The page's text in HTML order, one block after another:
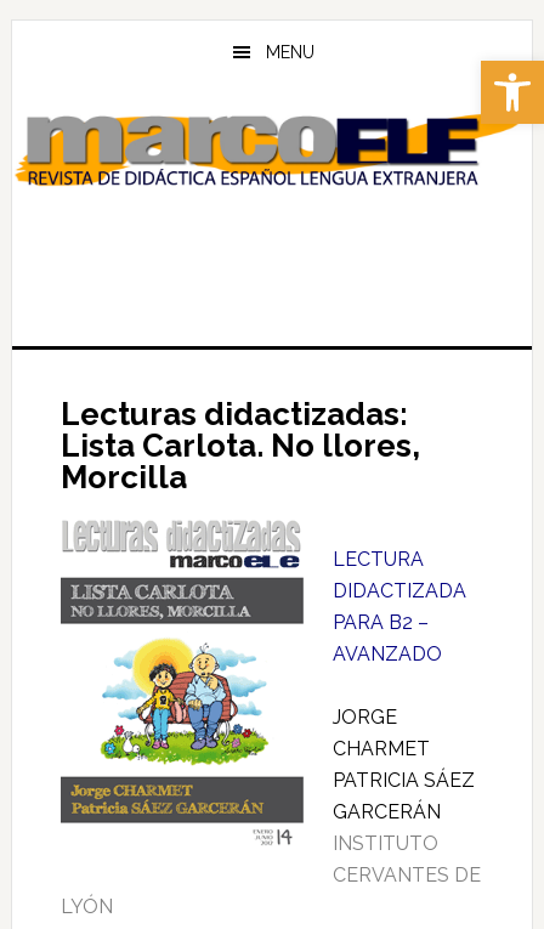
Abrir
Skip
content
Skip
MENU
Lecturas didactizadas:
Lista Carlota. No llores,
Morcilla
LECTURA
DIDACTIZADA
PARA B2 –
AVANZADO
JORGE
CHARMET
PATRICIA SÁEZ
GARCERÁN
INSTITUTO
CERVANTES DE
LYÓN